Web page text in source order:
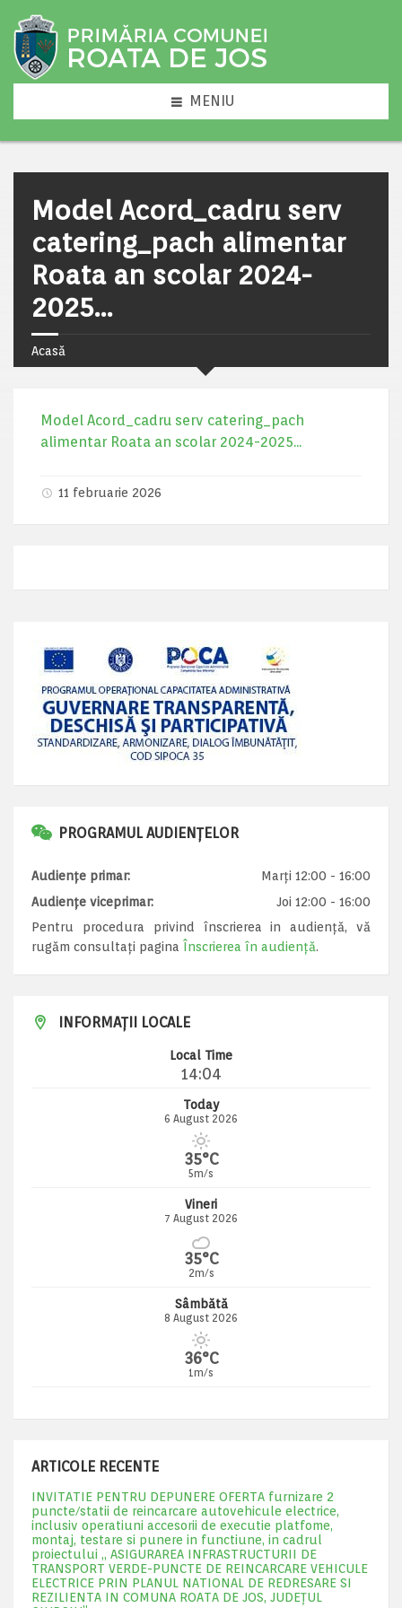
MENIU
Model Acord_cadru serv
catering_pach alimentar
Roata an scolar 2024-
2025…
Acasă
Model Acord_cadru serv catering_pach
alimentar Roata an scolar 2024-2025...
11 februarie 2026
PROGRAMUL AUDIENȚELOR
Audiențe primar:
Marți 12:00 - 16:00
Audiențe viceprimar:
Joi 12:00 - 16:00
Pentru procedura privind înscrierea in audiență, vă
rugăm consultați pagina Înscrierea în audiență.
INFORMAȚII LOCALE
Local Time
14:04
Today
6 August 2026
35°C
5m/s
Vineri
7 August 2026
35°C
2m/s
Sâmbătă
8 August 2026
36°C
1m/s
ARTICOLE RECENTE
INVITATIE PENTRU DEPUNERE OFERTA furnizare 2
puncte/statii de reincarcare autovehicule electrice,
inclusiv operatiuni accesorii de executie platfome,
montaj, testare si punere in functiune, in cadrul
proiectului „ ASIGURAREA INFRASTRUCTURII DE
TRANSPORT VERDE-PUNCTE DE REINCARCARE VEHICULE
ELECTRICE PRIN PLANUL NATIONAL DE REDRESARE SI
REZILIENTA IN COMUNA ROATA DE JOS, JUDEŢUL